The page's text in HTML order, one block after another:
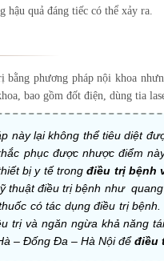
quả đáng tiếc có thể xảy ra.
bằng phương pháp nội khoa
bao gồm đốt điện, dùng tia
này lại không thể tiêu diệt
phục được nhược điểm
bị y tế trongđiều trị bệnh
thuật điều trị bệnh như
có tác dụng điều trị
trị và ngăn ngừa khả năng
– Đống Đa – Hà Nội đểđiều